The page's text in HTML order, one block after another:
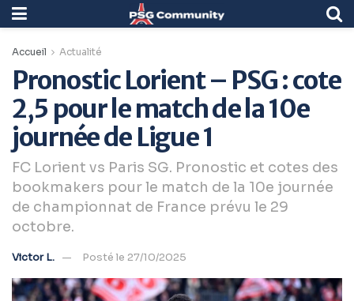
Accueil Actualité
Pronostic Lorient – PSG : cote
2,5 pour le match de la 10e
journée de Ligue 1
FC Lorient vs Paris SG. Pronostic et cotes des
bookmakers pour le match de la 10e journée
de championnat de France prévu le 29
octobre.
Victor L. Posté le 27/10/2025